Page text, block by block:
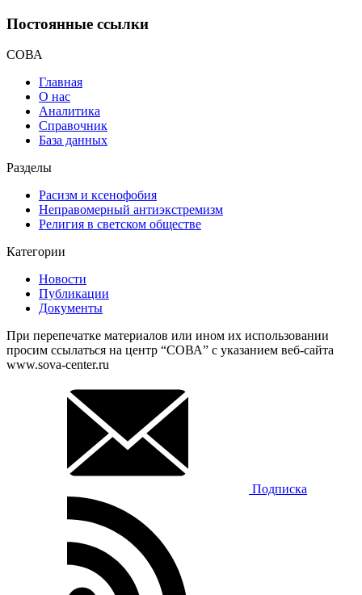
Постоянные ссылки
СОВА
Главная
О нас
Аналитика
Справочник
База данных
Разделы
Расизм и ксенофобия
Неправомерный антиэкстремизм
Религия в светском обществе
Категории
Новости
Публикации
Документы
При перепечатке материалов или ином их использовании
просим ссылаться на центр “СОВА” с указанием веб-сайта
www.sova-center.ru
Подписка